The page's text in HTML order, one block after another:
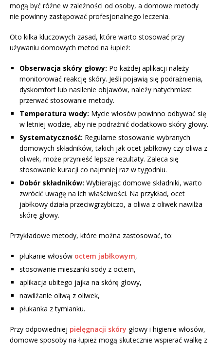
mogą być różne w zależności od osoby, a domowe metody
nie powinny zastępować profesjonalnego leczenia.
Oto kilka kluczowych zasad, które warto stosować przy
używaniu domowych metod na łupież:
Obserwacja skóry głowy: Po każdej aplikacji należy
monitorować reakcję skóry. Jeśli pojawią się podrażnienia,
dyskomfort lub nasilenie objawów, należy natychmiast
przerwać stosowanie metody.
Temperatura wody: Mycie włosów powinno odbywać się
w letniej wodzie, aby nie podrażnić dodatkowo skóry głowy.
Systematyczność: Regularne stosowanie wybranych
domowych składników, takich jak ocet jabłkowy czy oliwa z
oliwek, może przynieść lepsze rezultaty. Zaleca się
stosowanie kuracji co najmniej raz w tygodniu.
Dobór składników: Wybierając domowe składniki, warto
zwrócić uwagę na ich właściwości. Na przykład, ocet
jabłkowy działa przeciwgrzybiczo, a oliwa z oliwek nawilża
skórę głowy.
Przykładowe metody, które można zastosować, to:
płukanie włosów octem jabłkowym,
stosowanie mieszanki sody z octem,
aplikacja ubitego jajka na skórę głowy,
nawilżanie oliwą z oliwek,
płukanka z tymianku.
Przy odpowiedniej pielęgnacji skóry głowy i higienie włosów,
domowe sposoby na łupież mogą skutecznie wspierać walkę z